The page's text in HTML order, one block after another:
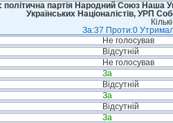
партія Народний Союз Наша
Українських Націоналістів, УРП
За:37 Проти:0
Не голосував
Відсутній
Не голосував
За
Відсутній
За
Відсутній
За